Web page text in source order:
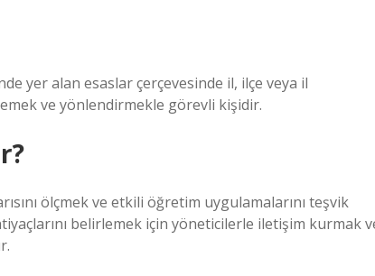
yer alan esaslar çerçevesinde il, ilçe veya il
ve yönlendirmekle görevli kişidir.
ölçmek ve etkili öğretim uygulamalarını teşvik
belirlemek için yöneticilerle iletişim kurmak